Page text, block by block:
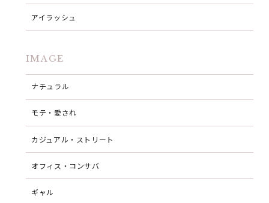
アイラッシュ
IMAGE
ナチュラル
モテ・愛され
カジュアル・ストリート
オフィス・コンサバ
ギャル